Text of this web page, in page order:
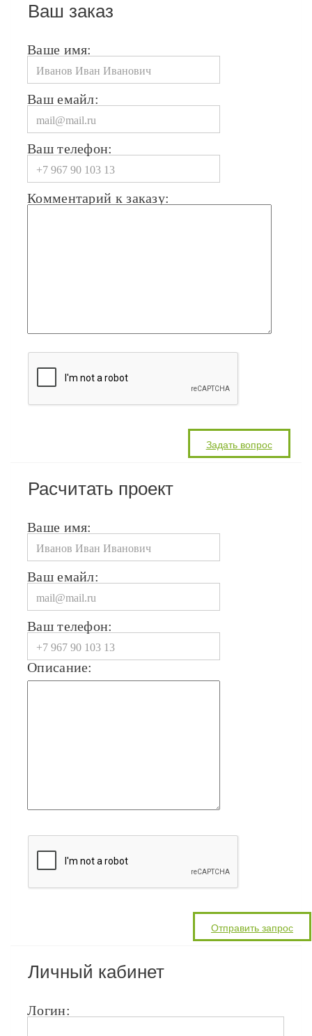
Ваш заказ
Ваше имя:
Ваш емайл:
Ваш телефон:
Комментарий к заказу:
Расчитать проект
Ваше имя:
Ваш емайл:
Ваш телефон:
Описание:
Личный кабинет
Логин: